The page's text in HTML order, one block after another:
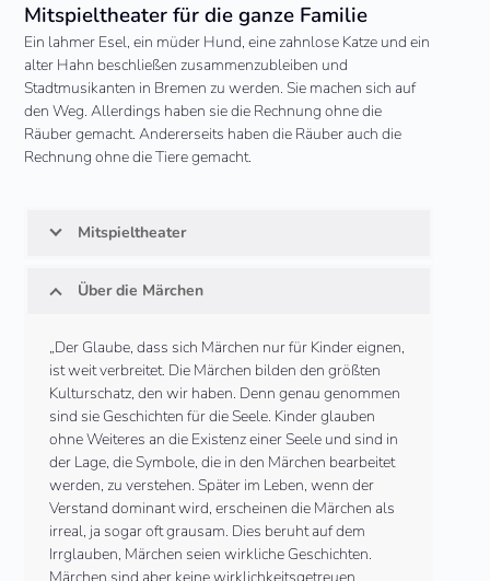
Mitspieltheater für die ganze Familie
Ein lahmer Esel, ein müder Hund, eine zahnlose Katze und ein
alter Hahn beschließen zusammenzubleiben und
Stadtmusikanten in Bremen zu werden. Sie machen sich auf
den Weg. Allerdings haben sie die Rechnung ohne die
Räuber gemacht. Andererseits haben die Räuber auch die
Rechnung ohne die Tiere gemacht.
Mitspieltheater
Über die Märchen
„Der Glaube, dass sich Märchen nur für Kinder eignen,
ist weit verbreitet. Die Märchen bilden den größten
Kulturschatz, den wir haben. Denn genau genommen
sind sie Geschichten für die Seele. Kinder glauben
ohne Weiteres an die Existenz einer Seele und sind in
der Lage, die Symbole, die in den Märchen bearbeitet
werden, zu verstehen. Später im Leben, wenn der
Verstand dominant wird, erscheinen die Märchen als
irreal, ja sogar oft grausam. Dies beruht auf dem
Irrglauben, Märchen seien wirkliche Geschichten.